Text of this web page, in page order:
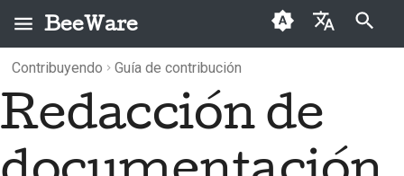
BeeWare
العَرَبِيَّة
Inicializando búsqueda
¿Qué es BeeWare?
Código de conducta de
la comunidad BeeWare
Gobernanza
Actualización de la
documentación
Archivo 2026
Buzz
Contribuyendo Guía de contribución
Redacción de
documentación